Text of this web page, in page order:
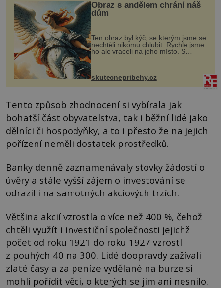
Obraz s andělem chrání náš
dům
Ten obraz byl kýč, se kterým jsme se
nechtěli nikomu chlubit. Rychle jsme
ho ale vraceli na jeho místo. S
manželem Vaškem jsme si pořídili
chaloupku, takový domek na severu
Čech, kde jsme si naplánova...
skutecnepribehy.cz
Tento způsob zhodnocení si vybírala jak
bohatší část obyvatelstva, tak i běžní lidé jako
dělníci či hospodyňky, a to i přesto že na jejich
pořízení neměli dostatek prostředků.
Banky denně zaznamenávaly stovky žádostí o
úvěry a stále vyšší zájem o investování se
odrazil i na samotných akciových trzích.
Většina akcií vzrostla o více než 400 %, čehož
chtěli využít i investiční společnosti jejichž
počet od roku 1921 do roku 1927 vzrostl
z pouhých 40 na 300. Lidé doopravdy zažívali
zlaté časy a za peníze vydělané na burze si
mohli pořídit věci, o kterých se jim ani nesnilo.